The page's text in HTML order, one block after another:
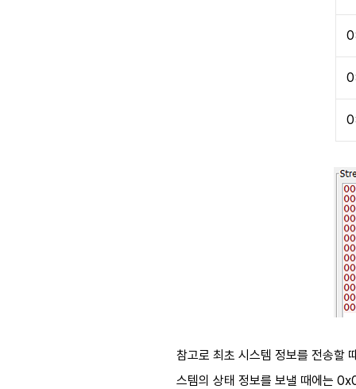
참고로 최초 시스템 정보를 전송할
스템의 상태 정보를 보낼 때에는